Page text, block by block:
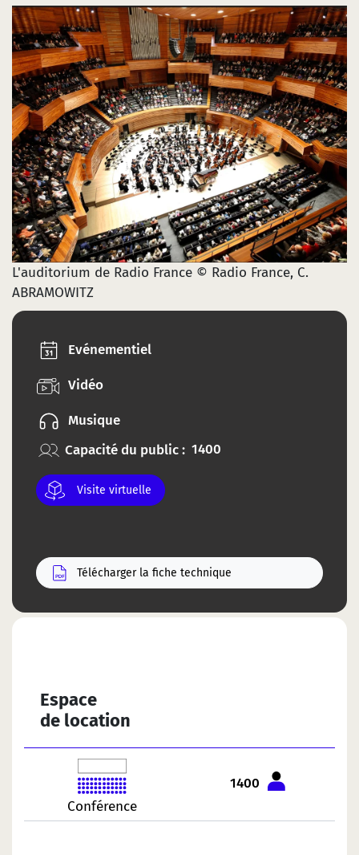
L'auditorium de Radio France © Radio France, C.
ABRAMOWITZ
Evénementiel
Vidéo
Musique
Capacité du public : 1400
Visite virtuelle
Télécharger la fiche technique
Espace
de location
Conférence
1400